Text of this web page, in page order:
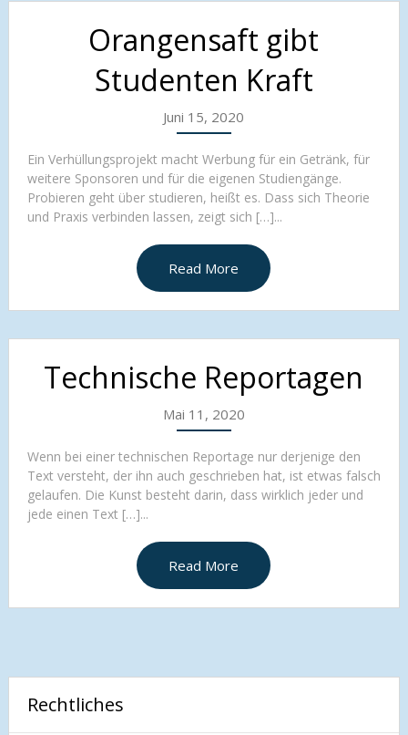
Orangensaft gibt
Studenten Kraft
Juni 15, 2020
Ein Verhüllungsprojekt macht Werbung für ein Getränk, für
weitere Sponsoren und für die eigenen Studiengänge.
Probieren geht über studieren, heißt es. Dass sich Theorie
und Praxis verbinden lassen, zeigt sich […]...
Read More
Technische Reportagen
Mai 11, 2020
Wenn bei einer technischen Reportage nur derjenige den
Text versteht, der ihn auch geschrieben hat, ist etwas falsch
gelaufen. Die Kunst besteht darin, dass wirklich jeder und
jede einen Text […]...
Read More
Rechtliches